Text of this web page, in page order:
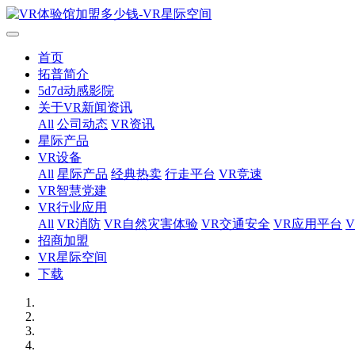
首页
拓普简介
5d7d动感影院
关于VR新闻资讯
All 公司动态 VR资讯
星际产品
VR设备
All 星际产品 经典热卖 行走平台 VR竞速
VR智慧党建
VR行业应用
All VR消防 VR自然灾害体验 VR交通安全 VR应用平台
招商加盟
VR星际空间
下载